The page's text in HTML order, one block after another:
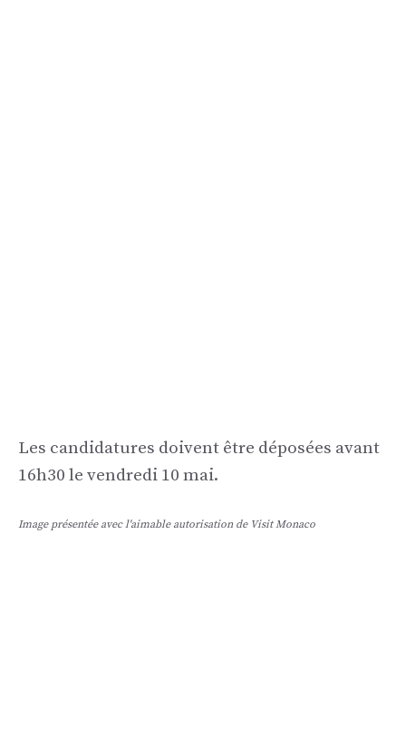
Les candidatures doivent être déposées avant
16h30 le vendredi 10 mai.
Image présentée avec l'aimable autorisation de Visit Monaco